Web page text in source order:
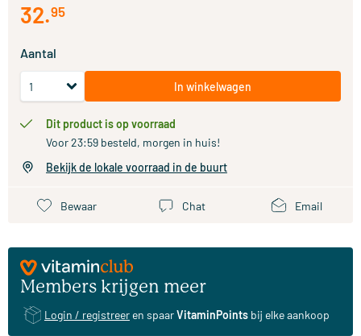
32.95
Aantal
In winkelwagen
Dit product is op voorraad
Voor 23:59 besteld, morgen in huis!
Bekijk de lokale voorraad in de buurt
Bewaar Chat Email
Members krijgen meer
Login / registreer en spaarVitaminPoints bij elke aankoop